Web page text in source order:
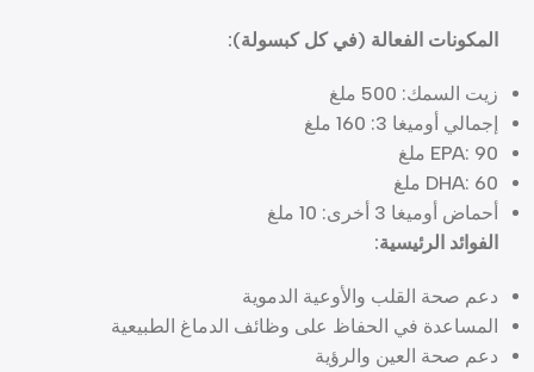
المكونات الفعالة (في كل كبسولة):
زيت السمك: 500 ملغ
إجمالي أوميغا 3: 160 ملغ
EPA: 90 ملغ
DHA: 60 ملغ
أحماض أوميغا 3 أخرى: 10 ملغ
الفوائد الرئيسية:
دعم صحة القلب والأوعية الدموية
المساعدة في الحفاظ على وظائف الدماغ الطبيعية
دعم صحة العين والرؤية